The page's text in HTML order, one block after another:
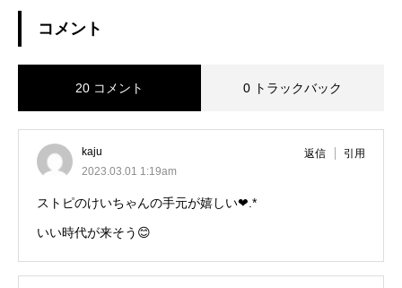
コメント
20 コメント 0 トラックバック
kaju
2023.03.01 1:19am
返信 引用
ストピのけいちゃんの手元が嬉しい❤︎.*
いい時代が来そう😊